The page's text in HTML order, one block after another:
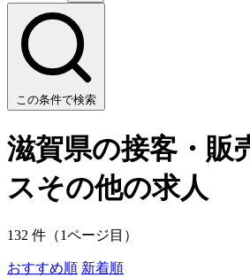
この条件で検索
滋賀県の接客・販
スその他の求人
132 件（1ページ目）
おすすめ順 新着順